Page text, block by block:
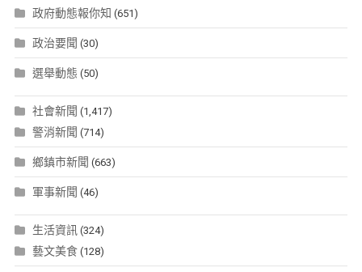
政府動態報你知 (651)
政治要聞 (30)
選舉動態 (50)
社會新聞 (1,417)
警消新聞 (714)
鄉鎮市新聞 (663)
軍事新聞 (46)
生活資訊(324)
藝文美食(128)